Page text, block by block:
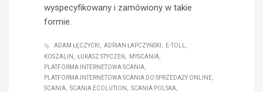
wyspecyfikowany i zamówiony w takie
formie.
ADAM ŁĘCZYCKI ADRIAN ŁAPCZYŃSKI
E-TOLL
KOSZALIN
ŁUKASZ STYCZEŃ
MYSCANIA
PLATFORMA INTERNETOWA SCANIA
PLATFORMA INTERNETOWA SCANIA DO SPRZEDAŻY ONLINE
SCANIA
SCANIA ECOLUTION
SCANIA POLSKA